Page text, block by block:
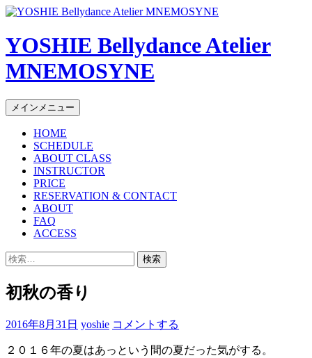
YOSHIE Bellydance Atelier
MNEMOSYNE
メインメニュー コ
ン
ツ
へ
ス
HOME
SCHEDULE
ABOUT CLASS
INSTRUCTOR
PRICE
RESERVATION & CONTACT
ABOUT
FAQ
ACCESS
検
初秋の香り
2016年8月31日 yoshie コメントする
２０１６年の夏はあっという間の夏だった気がする。